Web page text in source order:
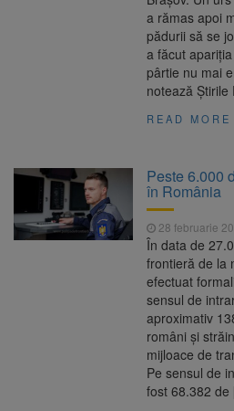
a rămas apoi
pădurii să se
a făcut
pârtie nu mai
notează
READ MORE
Peste 6.000
în România
28 februarie
În data de
fro­ntieră de la
efectuat
sensul de
aproximativ
români și
mijloace de
Pe sensul de
fost 68.382